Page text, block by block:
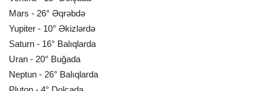
Mars - 26° Əqrəbdə
Yupiter - 10° Əkizlərdə
Saturn - 16° Balıqlarda
Uran - 20° Buğada
Neptun - 26° Balıqlarda